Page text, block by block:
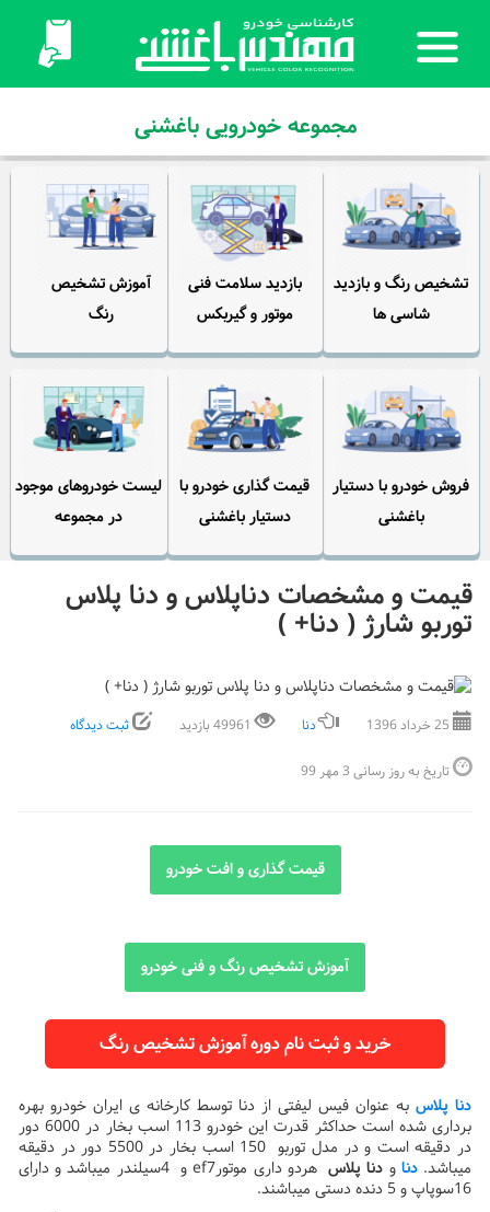
مجموعه خودرویی باغشنی
تشخیص رنگ و بازدید
شاسی ها
بازدید سلامت فنی
موتور و گیربکس
آموزش تشخیص
رنگ
فروش خودرو با دستیار
باغشنی
قیمت گذاری خودرو با
دستیار باغشنی
لیست خودروهای موجود
در مجموعه
قیمت و مشخصات دناپلاس و دنا پلاس
توربو شارژ ( دنا+ )
25 خرداد 1396 دنا 49961 بازدید ثبت دیدگاه
تاریخ به روز رسانی 3 مهر 99
قیمت گذاری و افت خودرو
آموزش تشخیص رنگ و فنی خودرو
خرید و ثبت نام دوره آموزش تشخیص رنگ
دنا پلاس به عنوان فیس لیفتی از دنا توسط کارخانه ی ایران خودرو بهره
برداری شده است حداکثر قدرت این خودرو 113 اسب بخار در 6000 دور
در دقیقه است و در مدل توربو 150 اسب بخار در 5500 دور در دقیقه
میباشد. دنا و دنا پلاس
هردو داری موتورef7 و 4سیلندر میباشد و دارای
16سوپاپ و 5 دنده دستی میباشند.